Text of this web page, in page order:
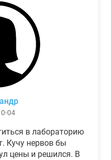
04
в лабораторию
Кучу нервов бы
цены и решился. В